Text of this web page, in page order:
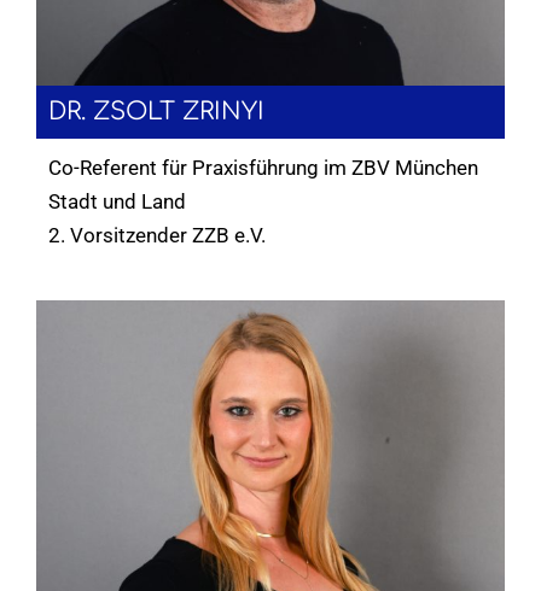
DR. ZSOLT ZRINYI
Co-Referent für Praxisführung im ZBV München
Stadt und Land
2. Vorsitzender ZZB e.V.